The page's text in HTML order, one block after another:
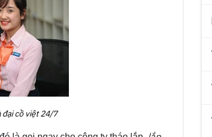
đại cồ việt 24/7